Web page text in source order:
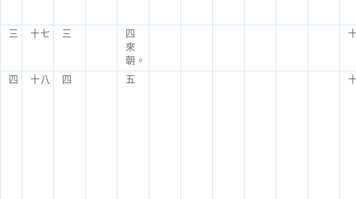
三 十七 三
四
來
朝。
四 十八 四 五